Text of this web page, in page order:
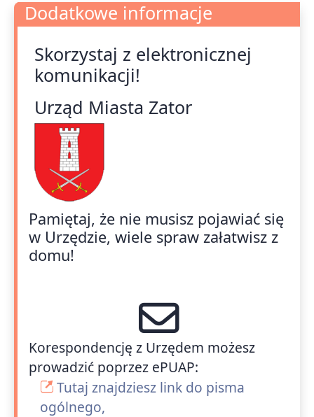
Dodatkowe informacje
Dodatkowe informacje
Skorzystaj z elektronicznej
komunikacji!
Urząd Miasta Zator
Pamiętaj, że nie musisz pojawiać się
w Urzędzie, wiele spraw załatwisz z
domu!
Korespondencję z Urzędem możesz
prowadzić poprzez ePUAP:
Tutaj znajdziesz link do pisma
ogólnego,